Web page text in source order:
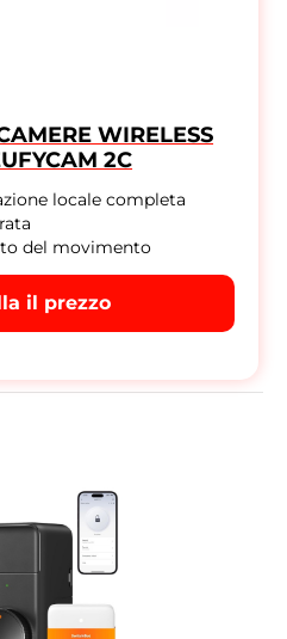
WIRELESS
2C
locale completa
del movimento
il prezzo